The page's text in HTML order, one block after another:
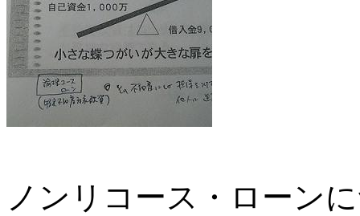
ノンリコース・ローン